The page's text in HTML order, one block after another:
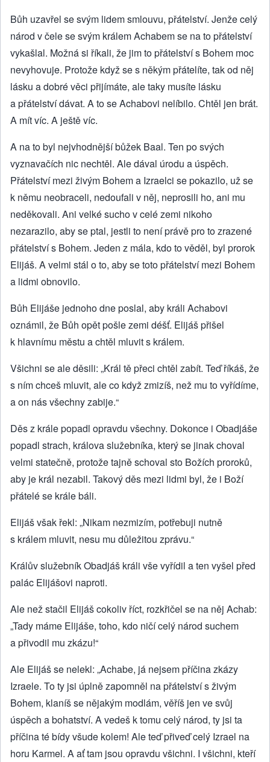
Bůh uzavřel se svým lidem smlouvu, přátelství. Jenže celý
národ v čele se svým králem Achabem se na to přátelství
vykašlal. Možná si říkali, že jim to přátelství s Bohem moc
nevyhovuje. Protože když se s někým přátelíte, tak od něj
lásku a dobré věci přijímáte, ale taky musíte lásku
a přátelství dávat. A to se Achabovi nelíbilo. Chtěl jen brát.
A mít víc. A ještě víc.
A na to byl nejvhodnější bůžek Baal. Ten po svých
vyznavačích nic nechtěl. Ale dával úrodu a úspěch.
Přátelství mezi živým Bohem a Izraelci se pokazilo, už se
k němu neobraceli, nedoufali v něj, neprosili ho, ani mu
neděkovali. Ani velké sucho v celé zemi nikoho
nezarazilo, aby se ptal, jestli to není právě pro to zrazené
přátelství s Bohem. Jeden z mála, kdo to věděl, byl prorok
Elijáš. A velmi stál o to, aby se toto přátelství mezi Bohem
a lidmi obnovilo.
Bůh Elijáše jednoho dne poslal, aby králi Achabovi
oznámil, že Bůh opět pošle zemi déšť. Elijáš přišel
k hlavnímu městu a chtěl mluvit s králem.
Všichni se ale děsili: „Král tě přeci chtěl zabít. Teď říkáš, že
s ním chceš mluvit, ale co když zmizíš, než mu to vyřídíme,
a on nás všechny zabije.“
Děs z krále popadl opravdu všechny. Dokonce i Obadjáše
popadl strach, králova služebníka, který se jinak choval
velmi statečně, protože tajně schoval sto Božích proroků,
aby je král nezabil. Takový děs mezi lidmi byl, že i Boží
přátelé se krále báli.
Elijáš však řekl: „Nikam nezmizím, potřebuji nutně
s králem mluvit, nesu mu důležitou zprávu.“
Králův služebník Obadjáš králi vše vyřídil a ten vyšel před
palác Elijášovi naproti.
Ale než stačil Elijáš cokoliv říct, rozkřičel se na něj Achab:
„Tady máme Elijáše, toho, kdo ničí celý národ suchem
a přivodil mu zkázu!“
Ale Elijáš se nelekl: „Achabe, já nejsem příčina zkázy
Izraele. To ty jsi úplně zapomněl na přátelství s živým
Bohem, klaníš se nějakým modlám, věříš jen ve svůj
úspěch a bohatství. A vedeš k tomu celý národ, ty jsi ta
příčina té bídy všude kolem! Ale teď přiveď celý Izrael na
horu Karmel. A ať tam jsou opravdu všichni. I všichni, kteří